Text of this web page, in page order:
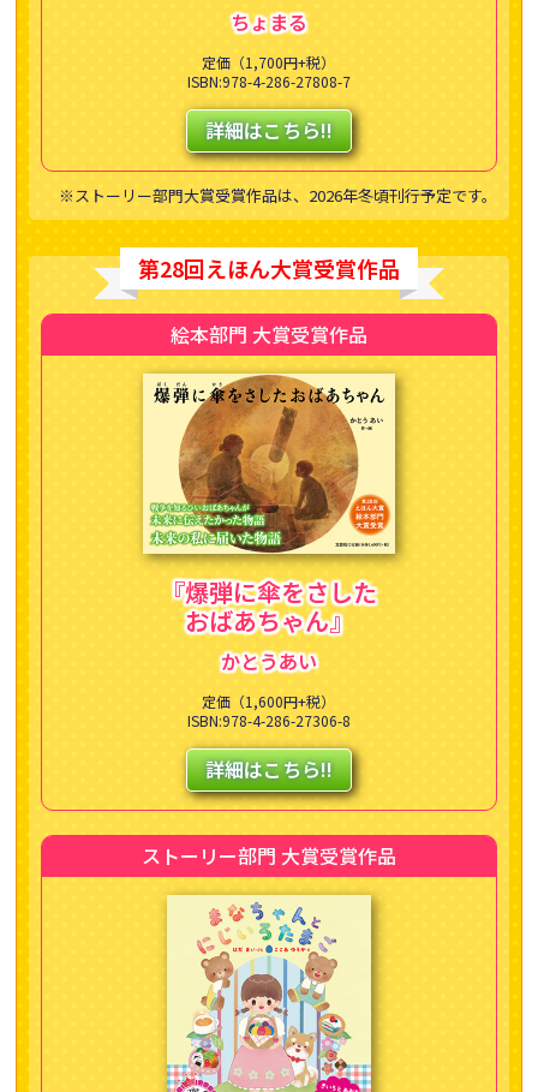
ちょまる
定価（1,700円+税）
ISBN:978-4-286-27808-7
詳細はこちら!!
※ストーリー部門大賞受賞作品は、2026年冬頃刊行予定です。
第28回えほん大賞受賞作品
絵本部門 大賞受賞作品
『爆弾に傘をさした
おばあちゃん』
かとうあい
定価（1,600円+税）
ISBN:978-4-286-27306-8
詳細はこちら!!
ストーリー部門 大賞受賞作品